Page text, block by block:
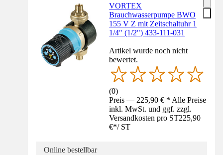
VORTEX
Brauchwasserpumpe BWO
155 V Z mit Zeitschaltuhr 1
1/4" (1/2") 433-111-031
Artikel wurde noch nicht
bewertet.
(0)
Preis — 225,90 € * Alle Preise
inkl. MwSt. und ggf. zzgl.
Versandkosten pro ST225,90
€*/ ST
Online bestellbar